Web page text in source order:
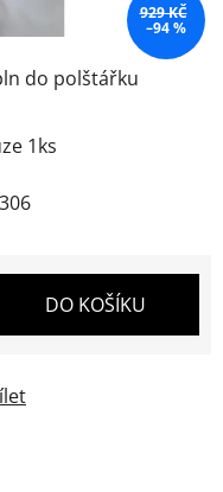
do polštářku
1ks
DO KOŠÍKU
929 KČ
–94 %